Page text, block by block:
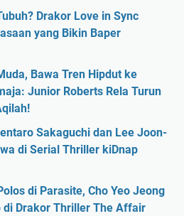
Drakor Love in Sync
yang Bikin Baper
Bawa Tren Hipdut ke
Junior Roberts Rela Turun
Sakaguchi dan Lee Joon-
di Serial Thriller kiDnap
di Parasite, Cho Yeo Jeong
di Drakor Thriller The Affair